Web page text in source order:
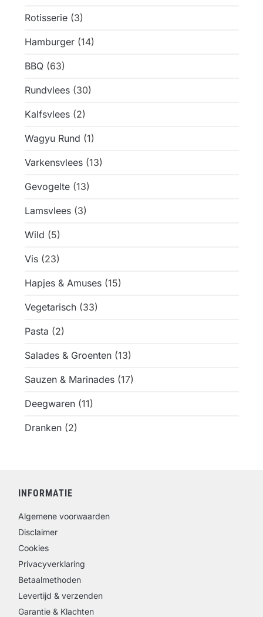
Rotisserie(3)
Hamburger(14)
BBQ(63)
Rundvlees(30)
Kalfsvlees(2)
Wagyu Rund (1)
Varkensvlees(13)
Gevogelte(13)
Lamsvlees(3)
Wild (5)
Vis(23)
Hapjes & Amuses(15)
Vegetarisch(33)
Pasta (2)
Salades & Groenten(13)
Sauzen & Marinades(17)
Deegwaren(11)
Dranken(2)
INFORMATIE
Algemene voorwaarden
Disclaimer
Cookies
Privacyverklaring
Betaalmethoden
Levertijd & verzenden
Garantie & Klachten